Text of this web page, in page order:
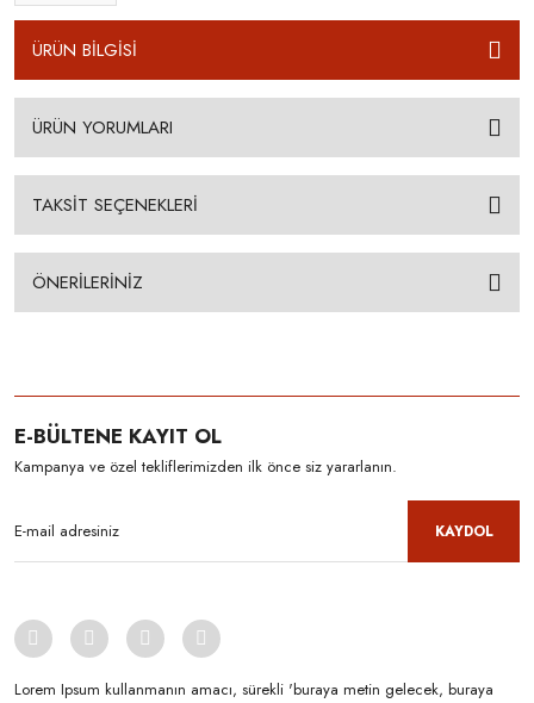
ÜRÜN BİLGİSİ
ÜRÜN YORUMLARI
TAKSİT SEÇENEKLERİ
ÖNERİLERİNİZ
E-BÜLTENE KAYIT OL
Kampanya ve özel tekliflerimizden ilk önce siz yararlanın.
KAYDOL
Lorem Ipsum kullanmanın amacı, sürekli 'buraya metin gelecek, buraya